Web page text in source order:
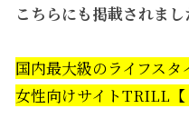
こちらにも掲載されまし
国内最大級のライフスタ
女性向けサイトTRILL【